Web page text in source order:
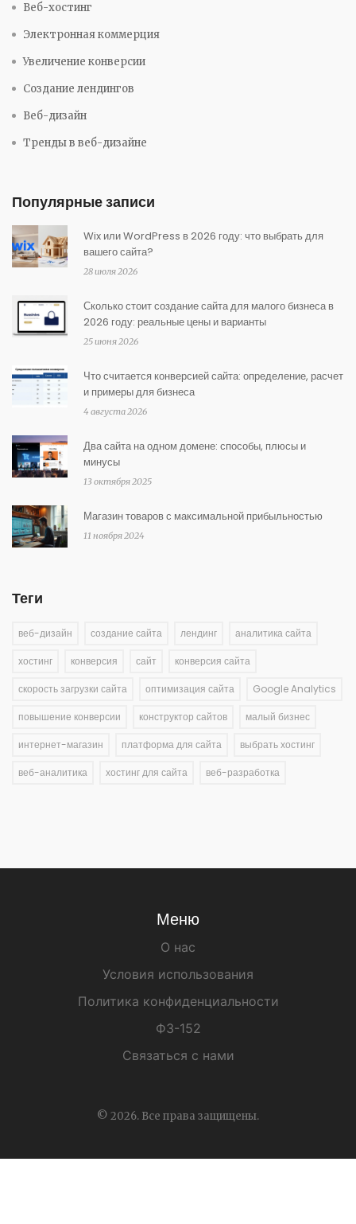
Веб-хостинг
Электронная коммерция
Увеличение конверсии
Создание лендингов
Веб-дизайн
Тренды в веб-дизайне
Популярные записи
Wix или WordPress в 2026 году: что выбрать для
вашего сайта?
28 июля 2026
Сколько стоит создание сайта для малого бизнеса в
2026 году: реальные цены и варианты
25 июня 2026
Что считается конверсией сайта: определение, расчет
и примеры для бизнеса
4 августа 2026
Два сайта на одном домене: способы, плюсы и
минусы
13 октября 2025
Магазин товаров с максимальной прибыльностью
11 ноября 2024
Теги
веб-дизайн создание сайта лендинг аналитика сайта
хостинг конверсия сайт конверсия сайта
скорость загрузки сайта оптимизация сайта Google Analytics
повышение конверсии конструктор сайтов малый бизнес
интернет-магазин платформа для сайта выбрать хостинг
веб-аналитика хостинг для сайта веб-разработка
Меню
О нас
Условия использования
Политика конфиденциальности
ФЗ-152
Связаться с нами
© 2026. Все права защищены.